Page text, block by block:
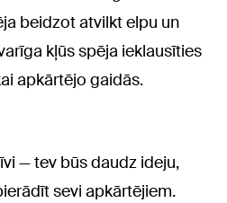
beidzot atvilkt elpu un
kļūs spēja ieklausīties
apkārtējo gaidās.
— tev būs daudz ideju,
sevi apkārtējiem.